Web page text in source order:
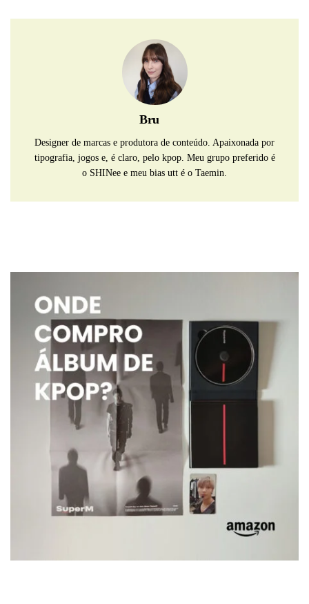
Bru
Designer de marcas e produtora de conteúdo. Apaixonada por
tipografia, jogos e, é claro, pelo kpop. Meu grupo preferido é
o SHINee e meu bias utt é o Taemin.